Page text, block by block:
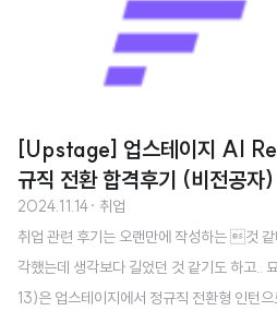
[Upstage] 업스테이지 AI
규직 전환 합격후기 (비전공자)
2024.11.14· 취업
취업 관련 후기는 오랜만에 작성하는 것
각했는데 생각보다 길었던 것 같기도 하고..
13)은 업스테이지에서 정규직 전환형 인턴